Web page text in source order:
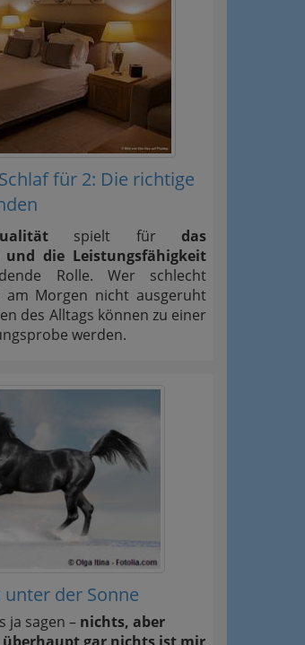
für 2: Die richtige
spielt für das
und die Leistungsfähigkeit
Rolle. Wer schlecht
Morgen nicht ausgeruht
des Alltags können zu einer
werden.
unter der Sonne
ja sagen – nichts, aber